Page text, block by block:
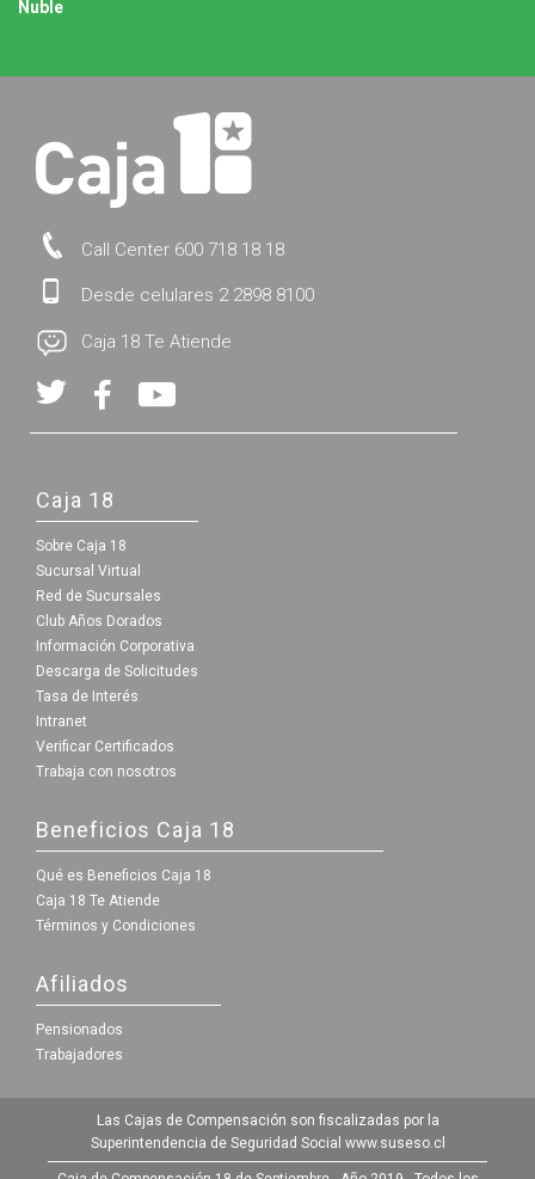
Ñuble
Call Center 600 718 18 18
Desde celulares 2 2898 8100
Caja 18 Te Atiende
Caja 18
Sobre Caja 18
Sucursal Virtual
Red de Sucursales
Club Años Dorados
Información Corporativa
Descarga de Solicitudes
Tasa de Interés
Intranet
Verificar Certificados
Trabaja con nosotros
Beneficios Caja 18
Qué es Beneficios Caja 18
Caja 18 Te Atiende
Términos y Condiciones
Afiliados
Pensionados
Trabajadores
Las Cajas de Compensación son fiscalizadas por la
Superintendencia de Seguridad Social www.suseso.cl